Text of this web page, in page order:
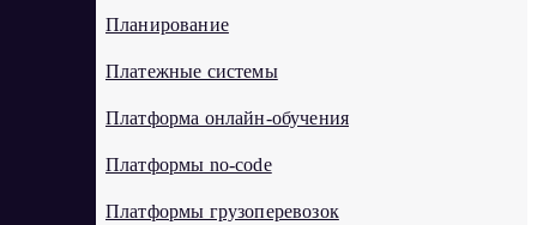
Планирование
Платежные системы
Платформа онлайн-обучения
Платформы no-code
Платформы грузоперевозок